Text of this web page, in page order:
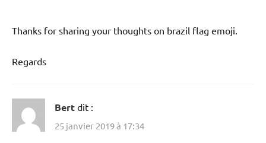
Thanks for sharing your thoughts on brazil flag emoji.
Regards
Bert dit :
25 janvier 2019 à 17:34